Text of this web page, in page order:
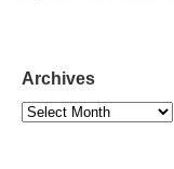
Archives